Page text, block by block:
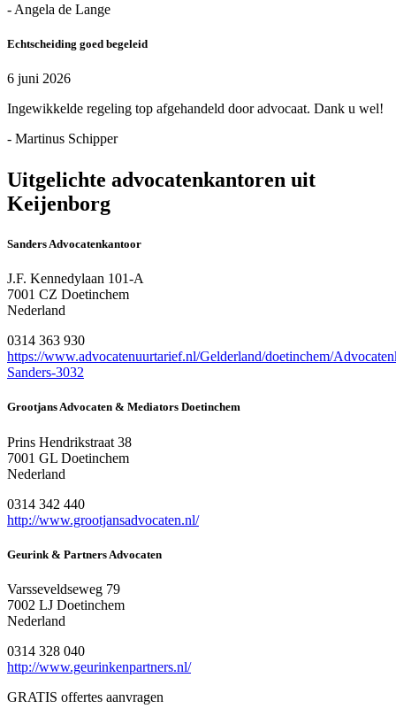
- Angela de Lange
Echtscheiding goed begeleid
6 juni 2026
Ingewikkelde regeling top afgehandeld door advocaat. Dank u wel!
- Martinus Schipper
Uitgelichte advocatenkantoren uit
Keijenborg
Sanders Advocatenkantoor
J.F. Kennedylaan 101-A
7001 CZ Doetinchem
Nederland
0314 363 930
https://www.advocatenuurtarief.nl/Gelderland/doetinchem/
Sanders-3032
Grootjans Advocaten & Mediators Doetinchem
Prins Hendrikstraat 38
7001 GL Doetinchem
Nederland
0314 342 440
http://www.grootjansadvocaten.nl/
Geurink & Partners Advocaten
Varsseveldseweg 79
7002 LJ Doetinchem
Nederland
0314 328 040
http://www.geurinkenpartners.nl/
GRATIS offertes aanvragen